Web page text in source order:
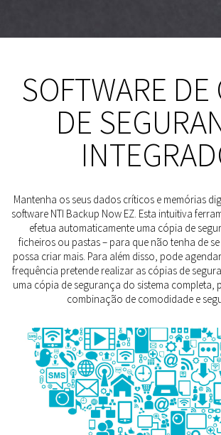
SOFTWARE DE
DE
Mantenha os seus dados críticos e memórias
software NTI Backup Now EZ. Esta intuitiva
efetua automaticamente uma cópia de
ficheiros ou pastas – para que não tenha de
possa criar mais. Para além disso, pode
frequência pretende realizar as cópias de
uma cópia de segurança do sistema completa,
combinação de comodidade e